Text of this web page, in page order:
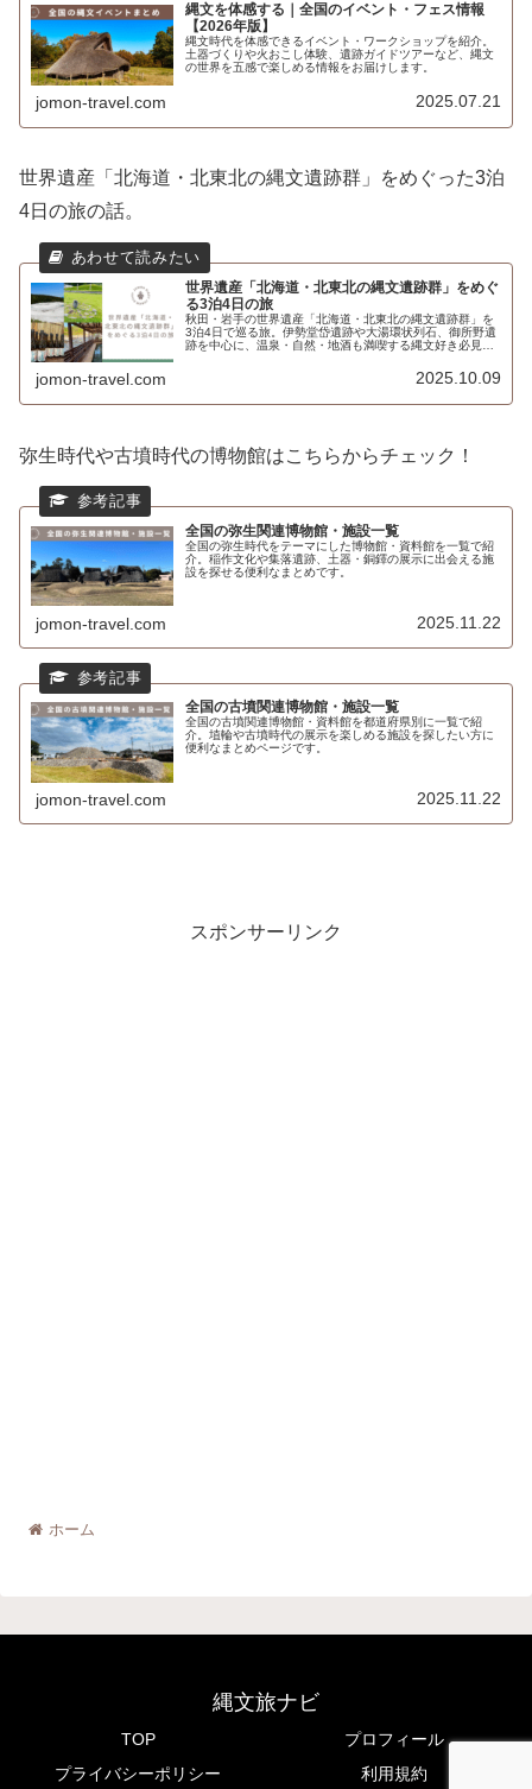
縄文を体感する｜全国のイベント・フェス情報
【2026年版】
縄文時代を体感できるイベント・ワークショップを紹介。
土器づくりや火おこし体験、遺跡ガイドツアーなど、縄文
の世界を五感で楽しめる情報をお届けします。
jomon-travel.com 2025.07.21
世界遺産「北海道・北東北の縄文遺跡群」をめぐった3泊
4日の旅の話。
世界遺産「北海道・北東北の縄文遺跡群」をめぐ
る3泊4日の旅
秋田・岩手の世界遺産「北海道・北東北の縄文遺跡群」を
3泊4日で巡る旅。伊勢堂岱遺跡や大湯環状列石、御所野遺
跡を中心に、温泉・自然・地酒も満喫する縄文好き必見の
jomon-travel.com 2025.10.09
弥生時代や古墳時代の博物館はこちらからチェック！
全国の弥生関連博物館・施設一覧
全国の弥生時代をテーマにした博物館・資料館を一覧で紹
介。稲作文化や集落遺跡、土器・銅鐸の展示に出会える施
設を探せる便利なまとめです。
jomon-travel.com 2025.11.22
全国の古墳関連博物館・施設一覧
全国の古墳関連博物館・資料館を都道府県別に一覧で紹
介。埴輪や古墳時代の展示を楽しめる施設を探したい方に
便利なまとめページです。
jomon-travel.com 2025.11.22
スポンサーリンク
ホーム
縄文旅ナビ
TOP
プロフィール
プライバシーポリシー
利用規約